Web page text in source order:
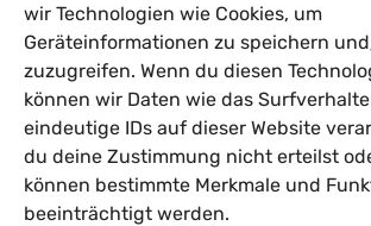
wir Technologien wie Cookies, um
Geräteinformationen zu speichern
zuzugreifen. Wenn du diesen
können wir Daten wie das
eindeutige IDs auf dieser Website
du deine Zustimmung nicht erteilst
können bestimmte Merkmale und
beeinträchtigt werden.
Impressum
Einkaufsbedingungen
Fremdfirmenrichtlinien
Datenschutz